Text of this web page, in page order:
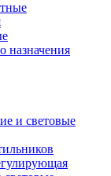
назначения
и световые